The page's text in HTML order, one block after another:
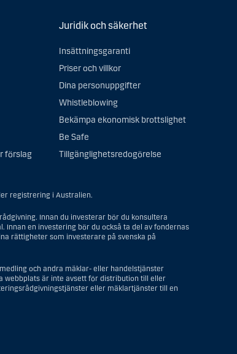
förslag
Juridik och säkerhet
Insättningsgaranti
Priser och villkor
Dina personuppgifter
Whistleblowing
Bekämpa ekonomisk brottslighet
Be Safe
Tillgänglighetsredogörelse
registrering i Australien.
Innan du investerar bör du konsultera
en investering bör du också ta del av fondernas
rättigheter som investerare på svenska på
och andra mäklar- eller handelstjänster
webbplats är inte avsett för distribution till eller
eller mäklartjänster till en